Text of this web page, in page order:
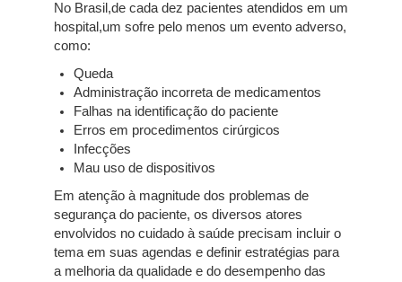
No Brasil,de cada dez pacientes atendidos em um
hospital,um sofre pelo menos um evento adverso,
como:
Queda
Administração incorreta de medicamentos
Falhas na identificação do paciente
Erros em procedimentos cirúrgicos
Infecções
Mau uso de dispositivos
Em atenção à magnitude dos problemas de
segurança do paciente, os diversos atores
envolvidos no cuidado à saúde precisam incluir o
tema em suas agendas e definir estratégias para
a melhoria da qualidade e do desempenho das